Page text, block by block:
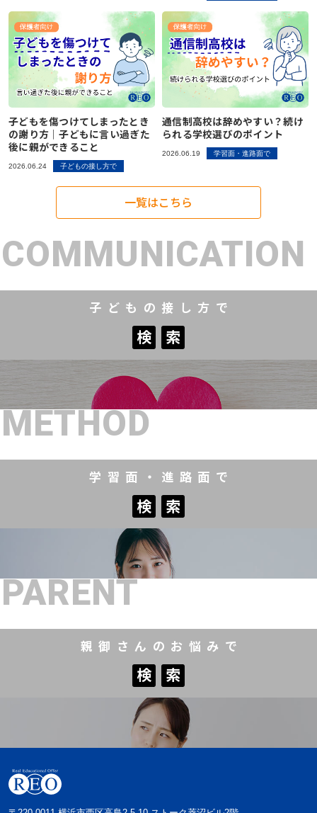
子どもを傷つけてしまったとき
の謝り方｜子どもに言い過ぎた
後に親ができること
2026.06.24 子どもの接し方で
通信制高校は辞めやすい？続け
られる学校選びのポイント
2026.06.19 学習面・進路面で
一覧はこちら
子どもの接し方で
検 索
検 索
COMMUNICATION
学習面・進路面で
検 索
検 索
METHOD
親御さんのお悩みで
検 索
検 索
PARENT